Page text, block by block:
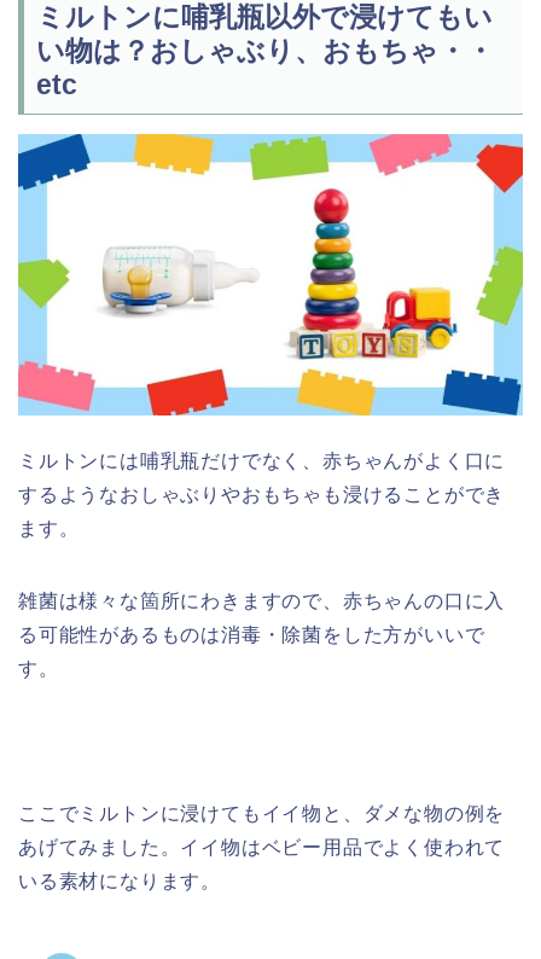
ミルトンに哺乳瓶以外で浸けてもい
い物は？おしゃぶり、おもちゃ・・
etc
ミルトンには哺乳瓶だけでなく、赤ちゃんがよく口に
するようなおしゃぶりやおもちゃも浸けることができ
ます。
雑菌は様々な箇所にわきますので、赤ちゃんの口に入
る可能性があるものは消毒・除菌をした方がいいで
す。
ここでミルトンに浸けてもイイ物と、ダメな物の例を
あげてみました。イイ物はベビー用品でよく使われて
いる素材になります。